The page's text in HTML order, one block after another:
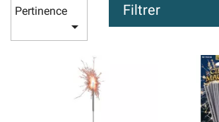
Pertinence

Filtrer